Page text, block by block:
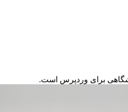
برای وردپرس است.